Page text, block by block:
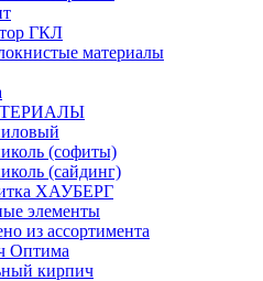
ГКЛ
материалы
(софиты)
(сайдинг)
ХАУБЕРГ
элементы
из ассортимента
Оптима
кирпич